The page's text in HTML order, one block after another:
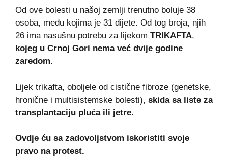
Od ove bolesti u našoj zemlji trenutno boluje 38
osoba, među kojima je 31 dijete. Od tog broja, njih
26 ima nasušnu potrebu za lijekom TRIKAFTA,
kojeg u Crnoj Gori nema već dvije godine
zaredom.
Lijek trikafta, oboljele od cistične fibroze (genetske,
hronične i multisistemske bolesti), skida sa liste za
transplantaciju pluća ili jetre.
Ovdje ću sa zadovoljstvom iskoristiti svoje
pravo na protest.